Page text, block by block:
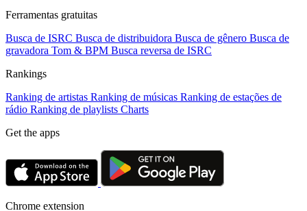
Ferramentas gratuitas
Busca de ISRC Busca de distribuidora Busca de gênero Busca de
gravadora Tom & BPM Busca reversa de ISRC
Rankings
Ranking de artistas Ranking de músicas Ranking de estações de
rádio Ranking de playlists Charts
Get the apps
Chrome extension